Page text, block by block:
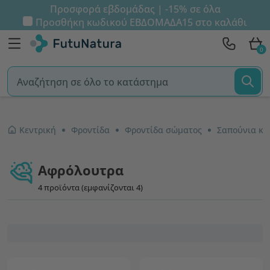
Προσφορά εβδομάδας | -15% σε όλα
Προσθήκη κωδικού ΕΒΔΟΜΑΔΑ15 στο καλάθι
0
Κεντρική Φροντίδα Φροντίδα σώματος
Αφρόλουτρα
4 προϊόντα (εμφανίζονται 4)